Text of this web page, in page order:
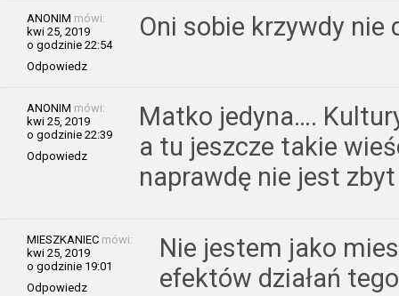
ANONIM mówi:
kwi 25, 2019
o godzinie 22:54
Odpowiedz
Oni sobie krzywdy nie
ANONIM mówi:
kwi 25, 2019
o godzinie 22:39
Odpowiedz
Matko jedyna….
a tu jeszcze takie
naprawdę nie jest
MIESZKANIEC mówi:
kwi 25, 2019
o godzinie 19:01
Odpowiedz
Nie jestem jako
efektów działań